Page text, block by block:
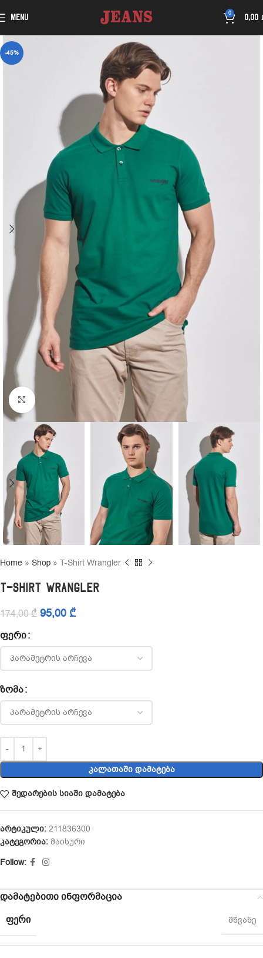
MENU
0
0,00
-45%
Click to enlarge
Home » Shop » T-Shirt Wrangler
T-Shirt Wrangler
174,00₾ 95,00 ₾
ᲤᲔᲠᲘ
ᲖᲝᲛᲐ
ᲙᲐᲚᲐᲗᲐᲨᲘ ᲓᲐᲛᲐᲢᲔᲑᲐ
შედარების სიაში დამატება
არტიკული: 211836300
კატეგორია: მაისური
Follow:
დამატებითი ინფორმაცია
ᲤᲔᲠᲘ
მწვანე